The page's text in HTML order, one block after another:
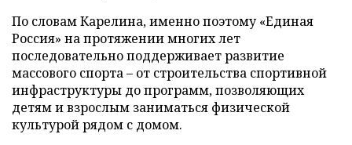
По словам Карелина, именно поэтому «Единая
Россия» на протяжении многих лет
последовательно поддерживает развитие
массового спорта – от строительства спортивной
инфраструктуры до программ, позволяющих
детям и взрослым заниматься физической
культурой рядом с домом.